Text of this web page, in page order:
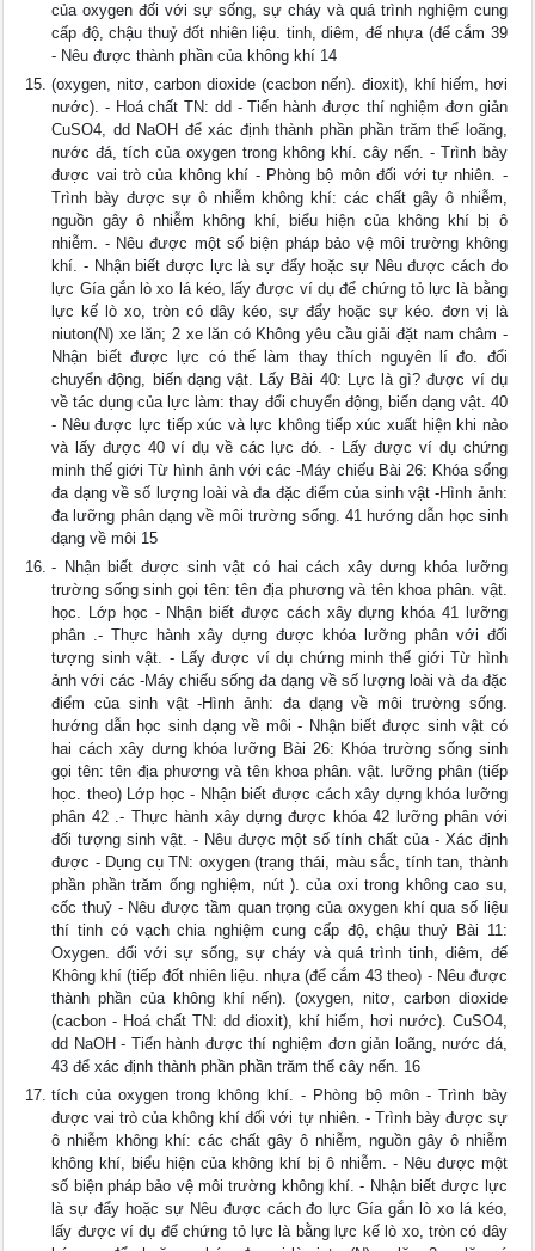
của oxygen đối với sự sống, sự cháy và quá trình nghiệm cung
cấp độ, chậu thuỷ đốt nhiên liệu. tinh, diêm, đế nhựa (để cắm 39
- Nêu được thành phần của không khí 14
(oxygen, nitơ, carbon dioxide (cacbon nến). đioxit), khí hiếm, hơi
nước). - Hoá chất TN: dd - Tiến hành được thí nghiệm đơn giản
CuSO4, dd NaOH để xác định thành phần phần trăm thể loãng,
nước đá, tích của oxygen trong không khí. cây nến. - Trình bày
được vai trò của không khí - Phòng bộ môn đối với tự nhiên. -
Trình bày được sự ô nhiễm không khí: các chất gây ô nhiễm,
nguồn gây ô nhiễm không khí, biểu hiện của không khí bị ô
nhiễm. - Nêu được một số biện pháp bảo vệ môi trường không
khí. - Nhận biết được lực là sự đẩy hoặc sự Nêu được cách đo
lực Gía gắn lò xo lá kéo, lấy được ví dụ để chứng tỏ lực là bằng
lực kế lò xo, tròn có dây kéo, sự đẩy hoặc sự kéo. đơn vị là
niuton(N) xe lăn; 2 xe lăn có Không yêu cầu giải đặt nam châm -
Nhận biết được lực có thế làm thay thích nguyên lí đo. đổi
chuyển động, biến dạng vật. Lấy Bài 40: Lực là gì? được ví dụ
về tác dụng của lực làm: thay đổi chuyển động, biến dạng vật. 40
- Nêu được lực tiếp xúc và lực không tiếp xúc xuất hiện khi nào
và lấy được 40 ví dụ về các lực đó. - Lấy được ví dụ chứng
minh thế giới Từ hình ảnh với các -Máy chiếu Bài 26: Khóa sống
đa dạng về số lượng loài và đa đặc điểm của sinh vật -Hình ảnh:
đa lưỡng phân dạng về môi trường sống. 41 hướng dẫn học sinh
dạng về môi 15
- Nhận biết được sinh vật có hai cách xây dưng khóa lưỡng
trường sống sinh gọi tên: tên địa phương và tên khoa phân. vật.
học. Lớp học - Nhận biết được cách xây dựng khóa 41 lưỡng
phân .- Thực hành xây dựng được khóa lưỡng phân với đối
tượng sinh vật. - Lấy được ví dụ chứng minh thế giới Từ hình
ảnh với các -Máy chiếu sống đa dạng về số lượng loài và đa đặc
điểm của sinh vật -Hình ảnh: đa dạng về môi trường sống.
hướng dẫn học sinh dạng về môi - Nhận biết được sinh vật có
hai cách xây dưng khóa lưỡng Bài 26: Khóa trường sống sinh
gọi tên: tên địa phương và tên khoa phân. vật. lưỡng phân (tiếp
học. theo) Lớp học - Nhận biết được cách xây dựng khóa lưỡng
phân 42 .- Thực hành xây dựng được khóa 42 lưỡng phân với
đối tượng sinh vật. - Nêu được một số tính chất của - Xác định
được - Dụng cụ TN: oxygen (trạng thái, màu sắc, tính tan, thành
phần phần trăm ống nghiệm, nút ). của oxi trong không cao su,
cốc thuỷ - Nêu được tầm quan trọng của oxygen khí qua số liệu
thí tinh có vạch chia nghiệm cung cấp độ, chậu thuỷ Bài 11:
Oxygen. đối với sự sống, sự cháy và quá trình tinh, diêm, đế
Không khí (tiếp đốt nhiên liệu. nhựa (để cắm 43 theo) - Nêu được
thành phần của không khí nến). (oxygen, nitơ, carbon dioxide
(cacbon - Hoá chất TN: dd đioxit), khí hiếm, hơi nước). CuSO4,
dd NaOH - Tiến hành được thí nghiệm đơn giản loãng, nước đá,
43 để xác định thành phần phần trăm thể cây nến. 16
tích của oxygen trong không khí. - Phòng bộ môn - Trình bày
được vai trò của không khí đối với tự nhiên. - Trình bày được sự
ô nhiễm không khí: các chất gây ô nhiễm, nguồn gây ô nhiễm
không khí, biểu hiện của không khí bị ô nhiễm. - Nêu được một
số biện pháp bảo vệ môi trường không khí. - Nhận biết được lực
là sự đẩy hoặc sự Nêu được cách đo lực Gía gắn lò xo lá kéo,
lấy được ví dụ để chứng tỏ lực là bằng lực kế lò xo, tròn có dây